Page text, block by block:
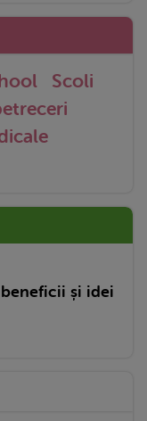
Scoli
și idei